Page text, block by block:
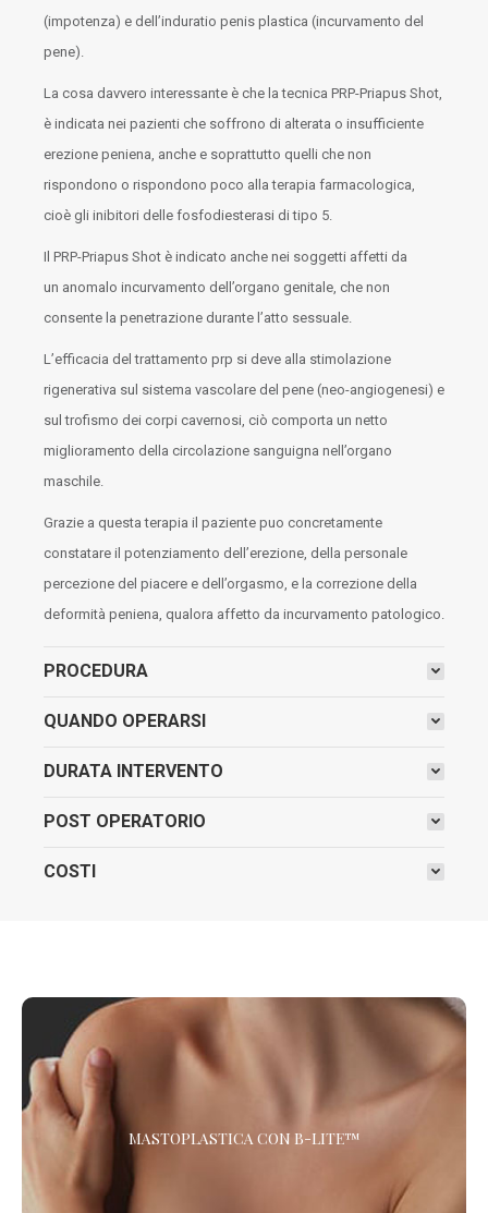
(impotenza) e dell’induratio penis plastica (incurvamento del
pene).
La cosa davvero interessante è che la tecnica PRP-Priapus Shot,
è indicata nei pazienti che soffrono di alterata o insufficiente
erezione peniena, anche e soprattutto quelli che non
rispondono o rispondono poco alla terapia farmacologica,
cioè gli inibitori delle fosfodiesterasi di tipo 5.
Il PRP-Priapus Shot è indicato anche nei soggetti affetti da
un anomalo incurvamento dell’organo genitale, che non
consente la penetrazione durante l’atto sessuale.
L’efficacia del trattamento prp si deve alla stimolazione
rigenerativa sul sistema vascolare del pene (neo-angiogenesi) e
sul trofismo dei corpi cavernosi, ciò comporta un netto
miglioramento della circolazione sanguigna nell’organo
maschile.
Grazie a questa terapia il paziente puo concretamente
constatare il potenziamento dell’erezione, della personale
percezione del piacere e dell’orgasmo, e la correzione della
deformità peniena, qualora affetto da incurvamento patologico.
PROCEDURA
QUANDO OPERARSI
DURATA INTERVENTO
POST OPERATORIO
COSTI
MASTOPLASTICA CON B-LITE™
Scopri la Mastoplastica con le protesi più leggere e innovative
al Mondo. Oltre il 30% più leggere rispetto alle protesi